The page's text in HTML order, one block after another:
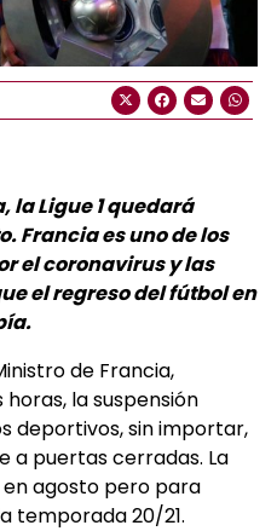
la Ligue 1 quedará
Francia es uno de los
el coronavirus y las
el regreso del fútbol en
de Francia,
la suspensión
deportivos, sin importar,
a puertas cerradas. La
en agosto pero para
temporada 20/21.